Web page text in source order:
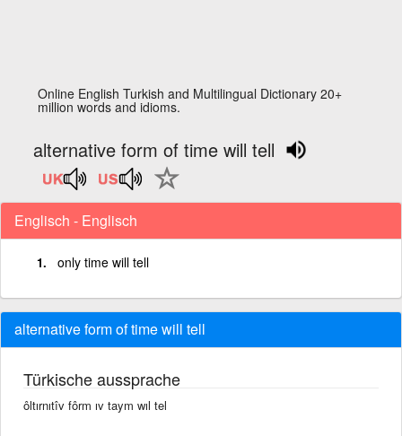
Online English Turkish and Multilingual Dictionary 20+
million words and idioms.
alternative form of time will tell
Englisch - Englisch
only time will tell
alternative form of time will tell
Türkische aussprache
ôltırnıtîv fôrm ıv taym wıl tel